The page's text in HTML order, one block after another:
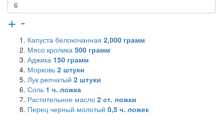
+ -
Капуста белокочанная 2,000 грамм
Мясо кролика 500 грамм
Аджика 150 грамм
Морковь 2 штуки
Лук репчатый 2 штуки
Соль 1 ч. ложка
Растительное масло 2 ст. ложки
Перец черный молотый 0,5 ч. ложек